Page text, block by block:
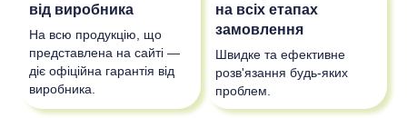
від виробника
На всю продукцію, що
представлена на сайті —
діє офіційна гарантія від
виробника.
на всіх етапах
замовлення
Швидке та ефективне
розв'язання будь-яких
проблем.